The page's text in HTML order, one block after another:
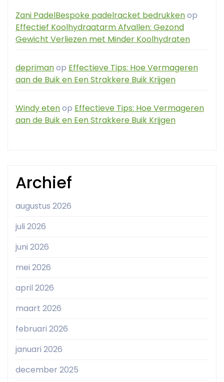
Zani PadelBespoke padelracket bedrukkenop
Effectief Koolhydraatarm Afvallen: Gezond
Gewicht Verliezen met Minder Koolhydraten
deprimanop Effectieve Tips: Hoe Vermageren
aan de Buik en Een Strakkere Buik Krijgen
Windy etenop Effectieve Tips: Hoe Vermageren
aan de Buik en Een Strakkere Buik Krijgen
Archief
augustus 2026
juli 2026
juni 2026
mei 2026
april 2026
maart 2026
februari 2026
januari 2026
december 2025